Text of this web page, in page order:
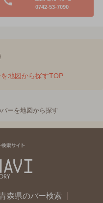
0742-53-7090
地図から探すTOP
ーを地図から探す
森県のバー検索